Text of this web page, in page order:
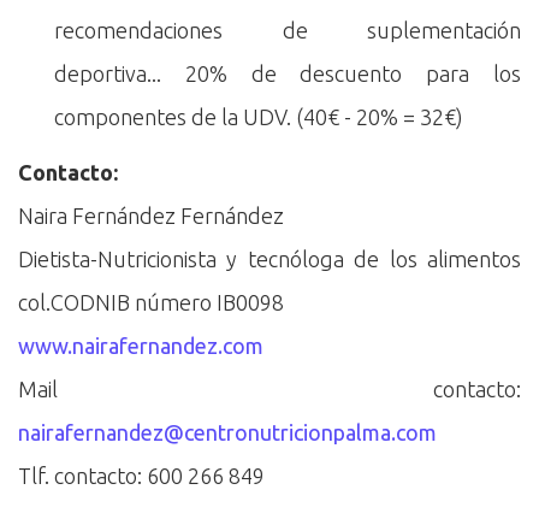
recomendaciones de suplementación
deportiva... 20% de descuento para los
componentes de la UDV. (40€ - 20% = 32€)
Contacto:
Naira Fernández Fernández
Dietista-Nutricionista y tecnóloga de los alimentos
col.CODNIB número IB0098
www.nairafernandez.com
Mail contacto:
nairafernandez@centronutricionpalma.com
Tlf. contacto: 600 266 849